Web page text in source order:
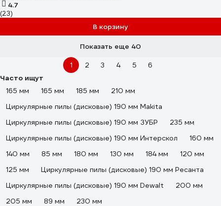
4.7
(23)
В корзину
Показать еще 40
1 2 3 4 5
6
Часто ищут
165 мм
165 мм 185 мм
210 мм
Циркулярные пилы (дисковые) 190 мм Makita
Циркулярные пилы (дисковые) 190 мм ЗУБР
235 мм
Циркулярные пилы (дисковые) 190 мм Интерскол
160 мм
140 мм
85 мм 180 мм 130 мм 184 мм
120 мм
125 мм
Циркулярные пилы (дисковые) 190 мм Ресанта
Циркулярные пилы (дисковые) 190 мм Dewalt
200 мм
205 мм
89 мм
230 мм